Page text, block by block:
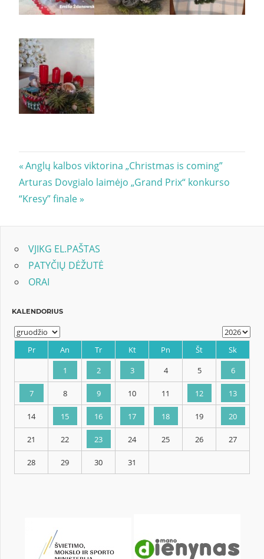
Navigacija
tarp
Previous
Post:
Anglų kalbos viktorina „Christmas is coming”
Next
Post:
Arturas Dovgialo laimėjo „Grand Prix“ konkurso
“Kresy” finale
VJIKG EL.PAŠTAS
PATYČIŲ DĖŽUTĖ
ORAI